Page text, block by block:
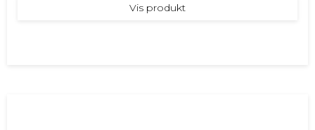
Vis produkt